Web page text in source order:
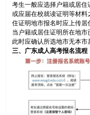
考生一般应选择户籍或居
或应届在校就读证明等材
住证明地市报名时应上传居
当户籍或居住证明所在地市
此时应确认所选地市无本市
三、广东成人高考报名流程